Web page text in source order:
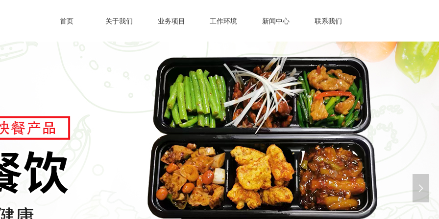
넲
首页 关于我们 业务项目 工作环境 新闻中心 联系我们